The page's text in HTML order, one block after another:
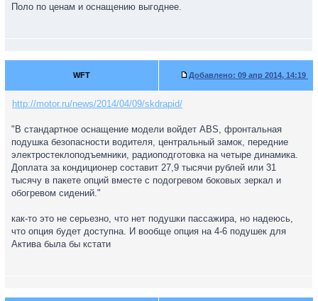
Поло по ценам и оснащению выгоднее.
WFT Добавлено: 09 апр 2014, 14:19
http://motor.ru/news/2014/04/09/skdrapid/
"В стандартное оснащение модели войдет ABS, фронтальная
подушка безопасности водителя, центральный замок, передние
электростеклоподъемники, радиоподготовка на четыре динамика.
Доплата за кондиционер составит 27,9 тысячи рублей или 31
тысячу в пакете опций вместе с подогревом боковых зеркал и
обогревом сидений."
как-то это не серьезно, что нет подушки пассажира, но надеюсь,
что опция будет доступна. И вообще опция на 4-6 подушек для
Актива была бы кстати